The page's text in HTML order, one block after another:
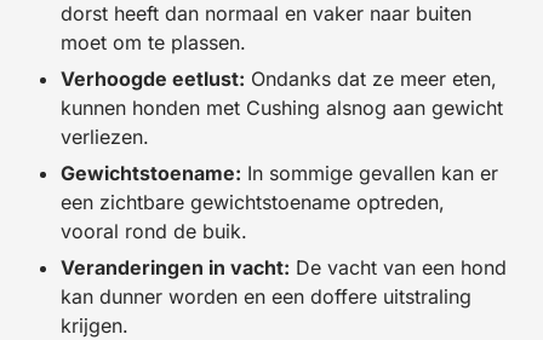
dorst heeft dan normaal en vaker naar buiten
moet om te plassen.
Verhoogde eetlust: Ondanks dat ze meer eten,
kunnen honden met Cushing alsnog aan gewicht
verliezen.
Gewichtstoename: In sommige gevallen kan er
een zichtbare gewichtstoename optreden,
vooral rond de buik.
Veranderingen in vacht: De vacht van een hond
kan dunner worden en een doffere uitstraling
krijgen.